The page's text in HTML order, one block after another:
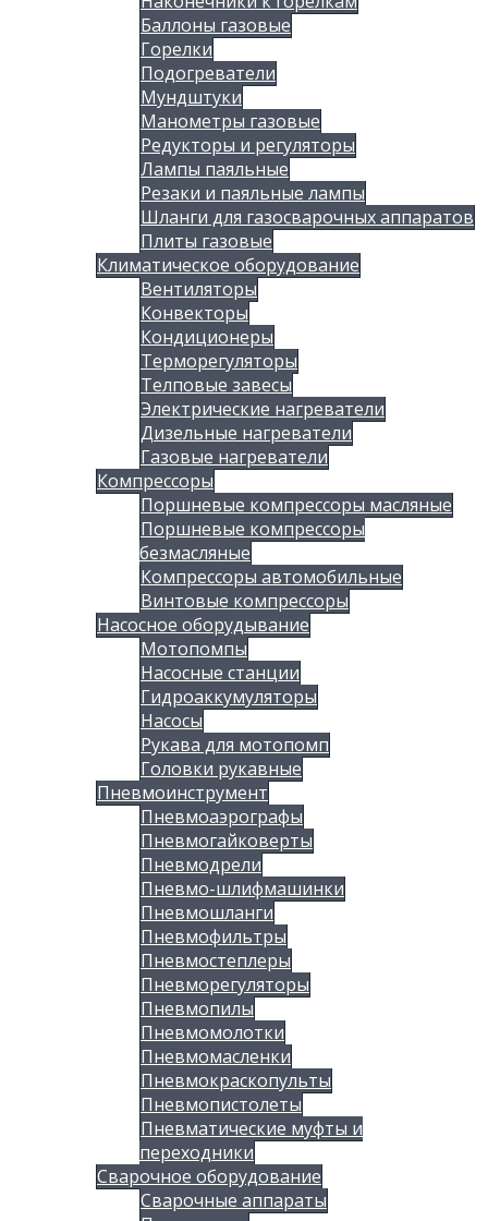
Баллоны газовые
Горелки
Подогреватели
Мундштуки
Манометры газовые
Редукторы и регуляторы
Лампы паяльные
Резаки и паяльные лампы
Шланги для газосварочных аппаратов
Плиты газовые
Климатическое оборудование
Вентиляторы
Конвекторы
Кондиционеры
Терморегуляторы
Телповые завесы
Электрические нагреватели
Дизельные нагреватели
Газовые нагреватели
Компрессоры
Поршневые компрессоры масляные
Поршневые компрессоры
безмасляные
Компрессоры автомобильные
Винтовые компрессоры
Насосное оборудывание
Мотопомпы
Насосные станции
Гидроаккумуляторы
Насосы
Рукава для мотопомп
Головки рукавные
Пневмоинструмент
Пневмоаэрографы
Пневмогайковерты
Пневмодрели
Пневмо-шлифмашинки
Пневмошланги
Пневмофильтры
Пневмостеплеры
Пневморегуляторы
Пневмопилы
Пневмомолотки
Пневмомасленки
Пневмокраскопульты
Пневмопистолеты
Пневматические муфты и
переходники
Сварочное оборудование
Сварочные аппараты